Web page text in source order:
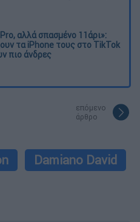
αλλά σπασμένο 11άρι»:
τα iPhone τους στο TikTok
πιο άνδρες
επόμενο
άρθρο
Damiano David